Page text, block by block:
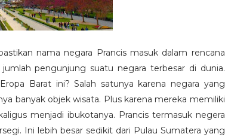
nama negara Prancis masuk dalam rencana
pengunjung suatu negara terbesar di dunia.
Barat ini? Salah satunya karena negara yang
banyak objek wisata. Plus karena mereka memiliki
menjadi ibukotanya. Prancis termasuk negera
Ini lebih besar sedikit dari Pulau Sumatera yang